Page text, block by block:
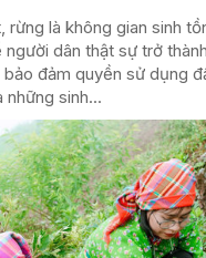
rừng là không gian sinh
dân thật sự trở
đảm quyền sử dụng
sinh...